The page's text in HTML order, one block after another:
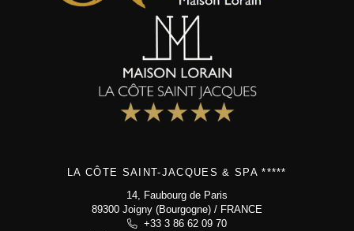
LA CÔTE SAINT-JACQUES & SPA *****
14, Faubourg de Paris
89300 Joigny (Bourgogne) / FRANCE
+33 3 86 62 09 70
Boutique et coffrets cadeaux
Environnement & Biodiversité
Galerie Photos
Contact & accès
Club Noir & Or
Recrutement
La Côte Saint-Jacques & Spa *****
89300 Joigny (Bourgogne)
+33 3 86 62 09 70
reception@cotesaintjacques.com